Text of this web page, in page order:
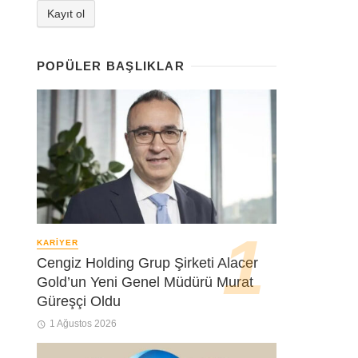
POPÜLER BAŞLIKLAR
KARIYER
Cengiz Holding Grup Şirketi Alacer
Gold’un Yeni Genel Müdürü Murat
Güreşçi Oldu
1 Ağustos 2026